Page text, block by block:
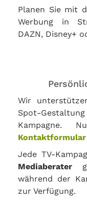
Planen Sie mit
Werbung in
DAZN, Disney+
Wir
Spot-
Kampagne.
Kontaktformular
Jede TV-
Mediaberater
während der
zur Verfügung.